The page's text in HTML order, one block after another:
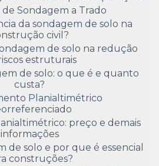
Sondagem a Trado
da sondagem de solo na
civil?
de solo na redução
estruturais
de solo: o que é e quanto
custa?
Planialtimétrico
preço e demais
informações
de solo e por que é essencial
construções?